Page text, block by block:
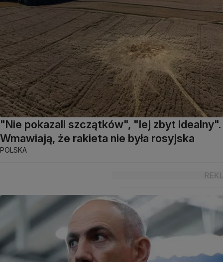
"Nie pokazali szczątków", "lej zbyt idealny".
Wmawiają, że rakieta nie była rosyjska
POLSKA